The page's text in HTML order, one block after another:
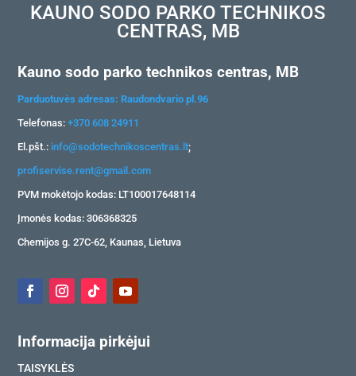
KAUNO SODO PARKO TECHNIKOS
CENTRAS, MB
Kauno sodo parko technikos centras, MB
Parduotuvės adresas: Raudondvario pl.96
Telefonas:+370 608 24911
El.pšt.: info@sodotechnikoscentras.lt;
profiservise.rent@gmail.com
PVM mokėtojo kodas: LT100017648114
Įmonės kodas: 306368325
Chemijos g. 27C-62, Kaunas, Lietuva
Informacija pirkėjui
TAISYKLĖS